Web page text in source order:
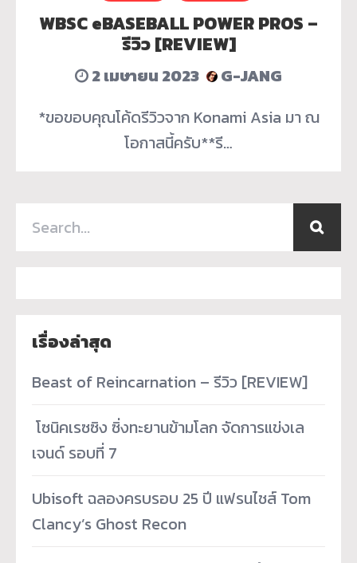
WBSC eBASEBALL POWER PROS –
รีวิว [REVIEW]
2 เมษายน 2023
G-JANG
*ขอขอบคุณโค้ดรีวิวจาก Konami Asia มา ณ
โอกาสนี้ครับ**รี…
เรื่องล่าสุด
Beast of Reincarnation – รีวิว [REVIEW]
­ โซนิคเรซซิง ซิ่งทะยานข้ามโลก จัดการแข่งเล
เจนด์ รอบที่ 7
Ubisoft ฉลองครบรอบ 25 ปี แฟรนไชส์ Tom
Clancy’s Ghost Recon